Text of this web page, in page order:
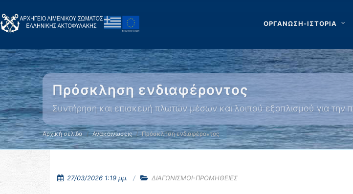
ΟΡΓΑΝΩΣΗ-ΙΣΤΟΡΙΑ
Πρόσκληση ενδιαφέροντος
Συντήρηση και επισκευή πλωτών μέσων και λοιπού εξοπλισμού για
Αρχική σελίδα Ανακοινώσεις Πρόσκληση ενδιαφέροντος
27/03/2026 1:19 μμ. ΔΙΑΓΩΝΙΣΜΟΙ-ΠΡΟΜΗΘΕΙΕΣ